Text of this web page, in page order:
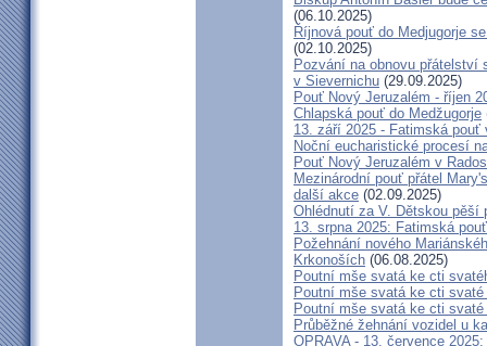
(06.10.2025)
Říjnová pouť do Medjugorje
(02.10.2025)
Pozvání na obnovu přátelství
v Sievernichu (29.09.2025)
Pouť Nový Jeruzalém - říjen
Chlapská pouť do Medžugorje
13. září 2025 - Fatimská pouť
Noční eucharistické procesí
Pouť Nový Jeruzalém v
Mezinárodní pouť přátel
další akce (02.09.2025)
Ohlédnutí za V. Dětskou pěší
13. srpna 2025: Fatimská
Požehnání nového
Krkonoších (06.08.2025)
Poutní mše svatá ke cti
Poutní mše svatá ke cti
Poutní mše svatá ke cti
Průběžné žehnání vozidel u
OPRAVA - 13. července